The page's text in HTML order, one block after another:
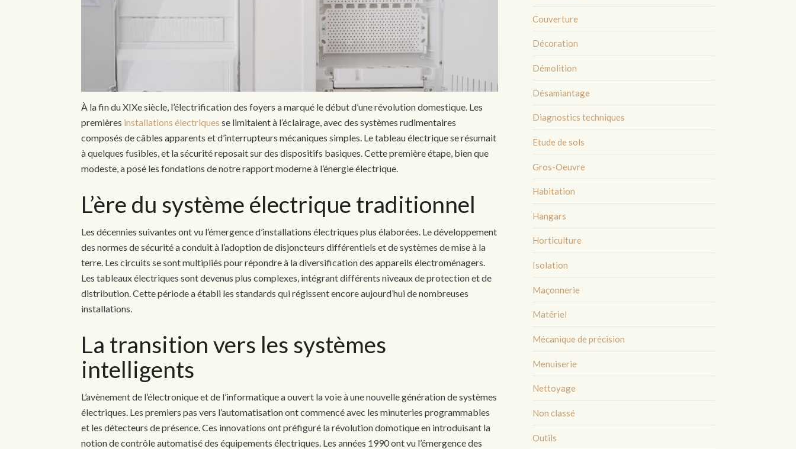
À la fin du XIXe siècle, l’électrification des foyers a marqué le début d’une révolution domestique. Les
premières installations électriques se limitaient à l’éclairage, avec des systèmes rudimentaires
composés de câbles apparents et d’interrupteurs mécaniques simples. Le tableau électrique se résumait
à quelques fusibles, et la sécurité reposait sur des dispositifs basiques. Cette première étape, bien que
modeste, a posé les fondations de notre rapport moderne à l’énergie électrique.
L’ère du système électrique traditionnel
Les décennies suivantes ont vu l’émergence d’installations électriques plus élaborées. Le développement
des normes de sécurité a conduit à l’adoption de disjoncteurs différentiels et de systèmes de mise à la
terre. Les circuits se sont multipliés pour répondre à la diversification des appareils électroménagers.
Les tableaux électriques sont devenus plus complexes, intégrant différents niveaux de protection et de
distribution. Cette période a établi les standards qui régissent encore aujourd’hui de nombreuses
installations.
La transition vers les systèmes
intelligents
L’avènement de l’électronique et de l’informatique a ouvert la voie à une nouvelle génération de systèmes
électriques. Les premiers pas vers l’automatisation ont commencé avec les minuteries programmables
et les détecteurs de présence. Ces innovations ont préfiguré la révolution domotique en introduisant la
notion de contrôle automatisé des équipements électriques. Les années 1990 ont vu l’émergence des
Couverture
Décoration
Démolition
Désamiantage
Diagnostics techniques
Etude de sols
Gros-Oeuvre
Habitation
Hangars
Horticulture
Isolation
Maçonnerie
Matériel
Mécanique de précision
Menuiserie
Nettoyage
Non classé
Outils